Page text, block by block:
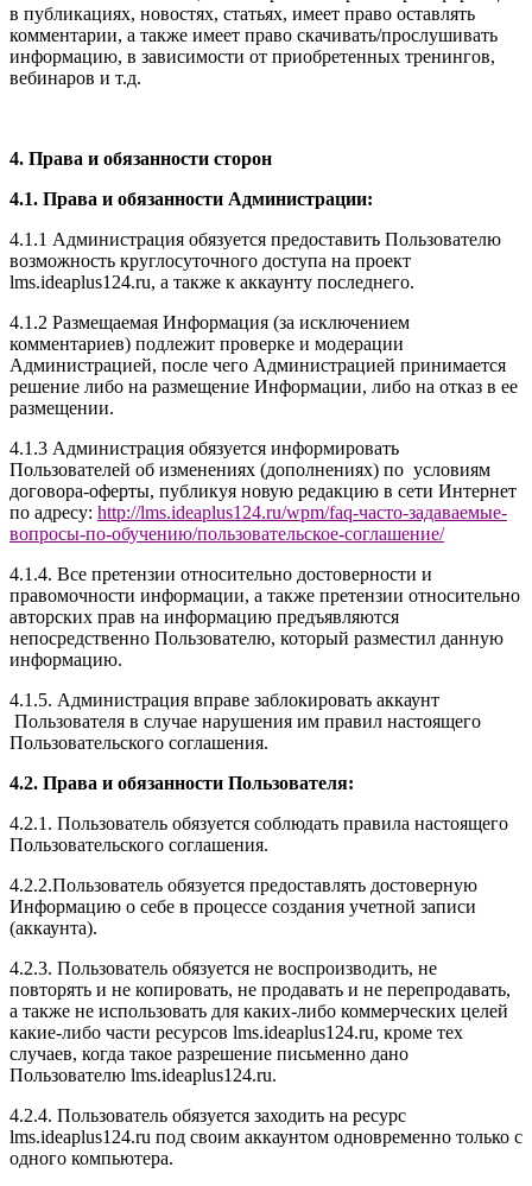
в публикациях, новостях, статьях, имеет право оставлять
комментарии, а также имеет право скачивать/прослушивать
информацию, в зависимости от приобретенных тренингов,
вебинаров и т.д.
4. Права и обязанности сторон
4.1. Права и обязанности Администрации:
4.1.1 Администрация обязуется предоставить Пользователю
возможность круглосуточного доступа на проект
lms.ideaplus124.ru, а также к аккаунту последнего.
4.1.2 Размещаемая Информация (за исключением
комментариев) подлежит проверке и модерации
Администрацией, после чего Администрацией принимается
решение либо на размещение Информации, либо на отказ в ее
размещении.
4.1.3 Администрация обязуется информировать
Пользователей об изменениях (дополнениях) по условиям
договора-оферты, публикуя новую редакцию в сети Интернет
по адресу: http://lms.ideaplus124.ru/wpm/faq-часто-задаваемые-
вопросы-по-обучению/пользовательское-соглашение/
4.1.4. Все претензии относительно достоверности и
правомочности информации, а также претензии относительно
авторских прав на информацию предъявляются
непосредственно Пользователю, который разместил данную
информацию.
4.1.5. Администрация вправе заблокировать аккаунт
Пользователя в случае нарушения им правил настоящего
Пользовательского соглашения.
4.2. Права и обязанности Пользователя:
4.2.1. Пользователь обязуется соблюдать правила настоящего
Пользовательского соглашения.
4.2.2.Пользователь обязуется предоставлять достоверную
Информацию о себе в процессе создания учетной записи
(аккаунта).
4.2.3. Пользователь обязуется не воспроизводить, не
повторять и не копировать, не продавать и не перепродавать,
а также не использовать для каких-либо коммерческих целей
какие-либо части ресурсов lms.ideaplus124.ru, кроме тех
случаев, когда такое разрешение письменно дано
Пользователю lms.ideaplus124.ru.
4.2.4. Пользователь обязуется заходить на ресурс
lms.ideaplus124.ru под своим аккаунтом одновременно только с
одного компьютера.